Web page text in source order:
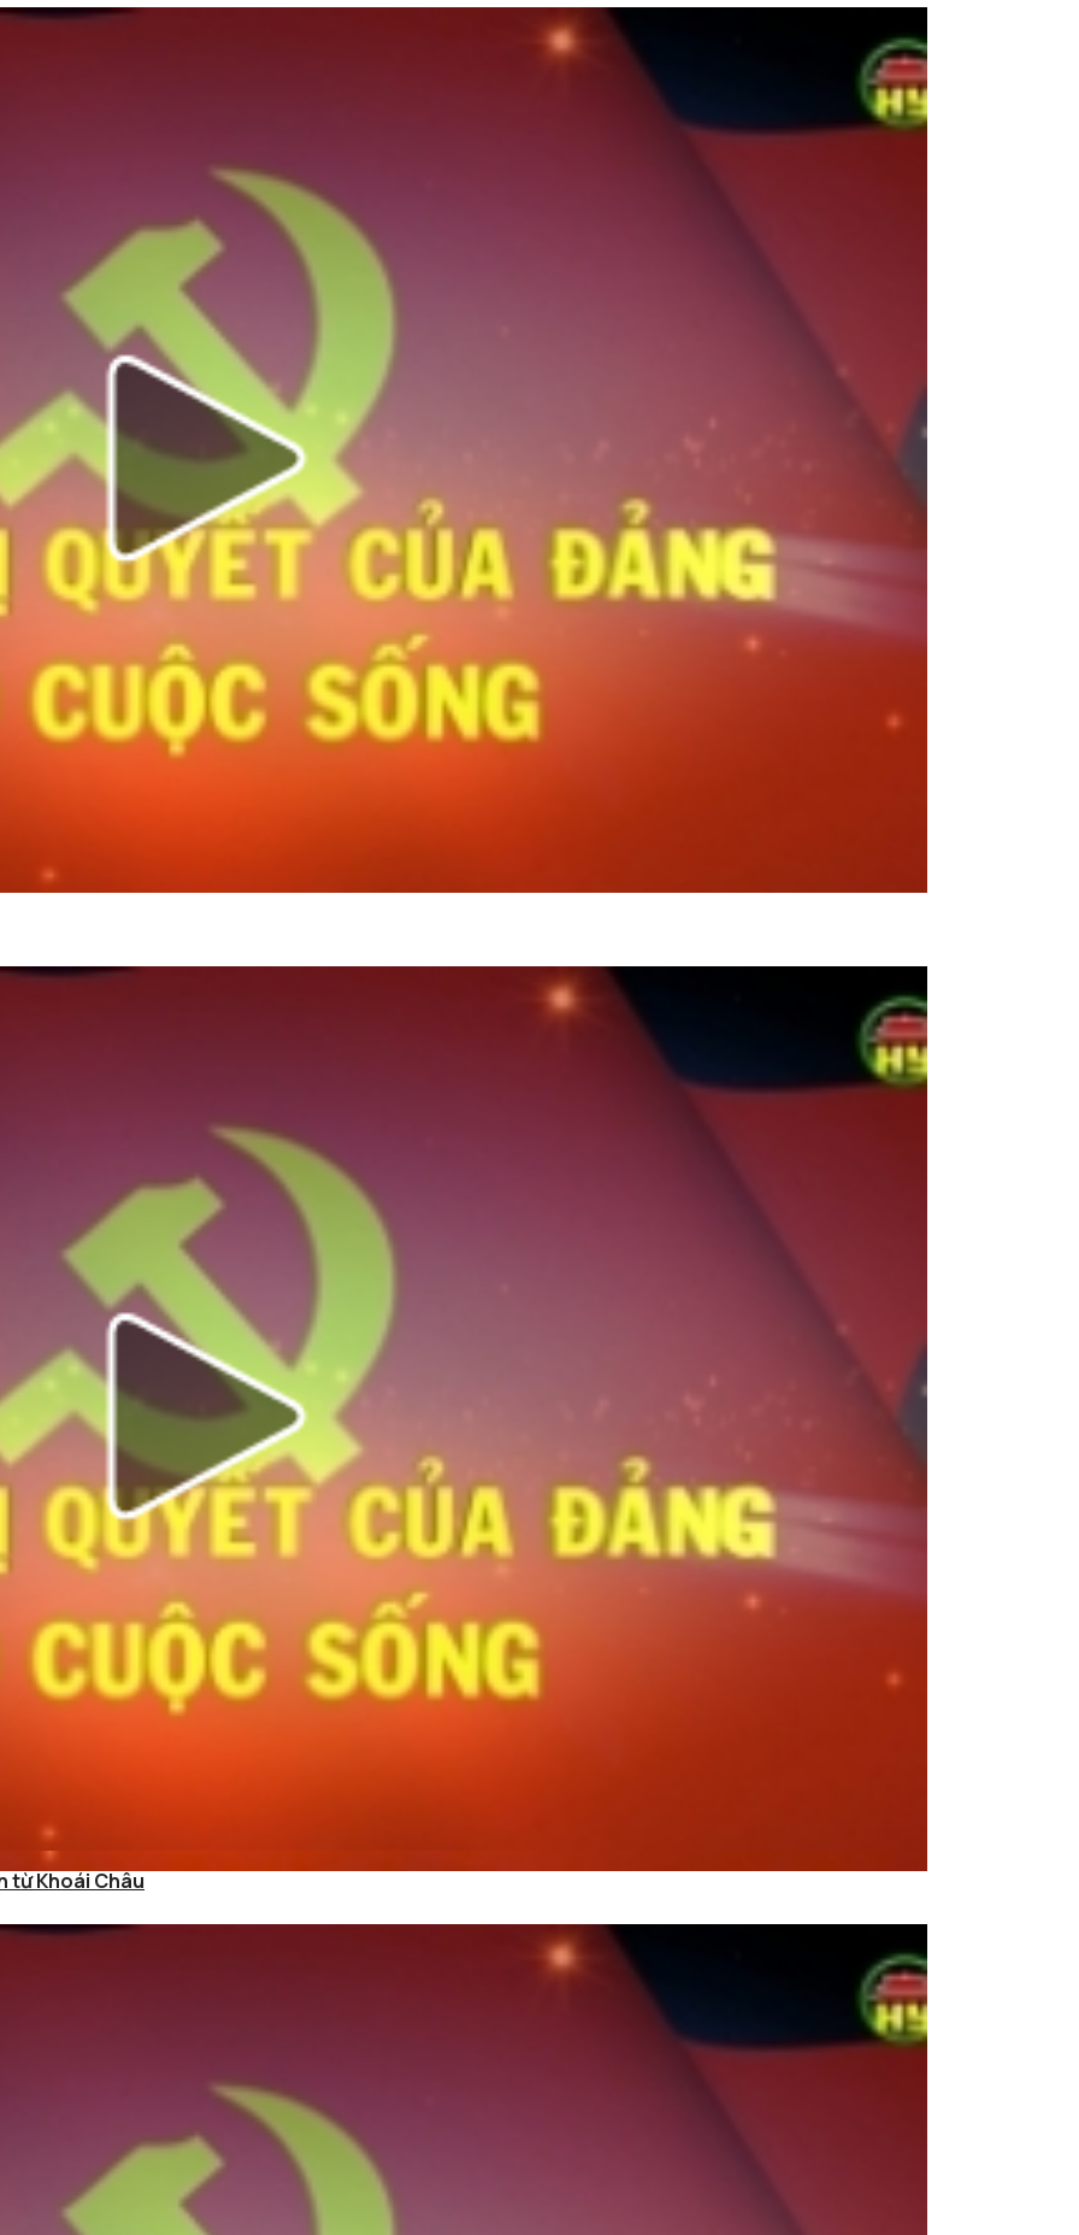
xa
từ Khoái Châu